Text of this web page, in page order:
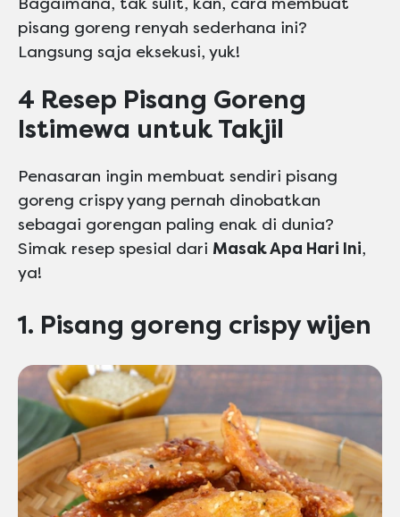
pisang goreng renyah sederhana ini?
Langsung saja eksekusi, yuk!
4 Resep Pisang Goreng
Istimewa untuk Takjil
Penasaran ingin membuat sendiri pisang
goreng crispy yang pernah dinobatkan
sebagai gorengan paling enak di dunia?
Simak resep spesial dari Masak Apa Hari Ini,
ya!
1. Pisang goreng crispy wijen